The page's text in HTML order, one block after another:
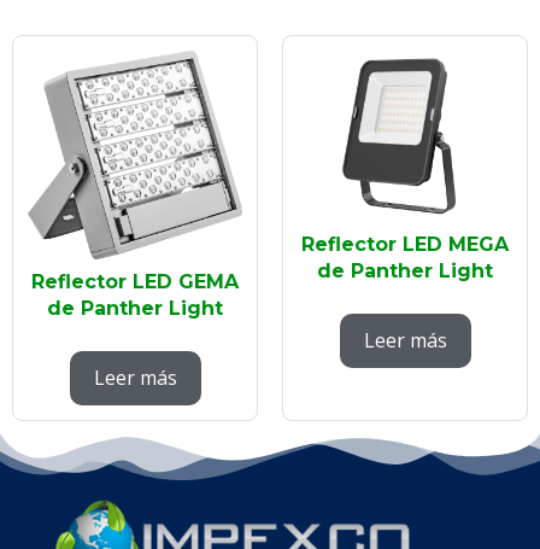
Reflector LED GEMA
de Panther Light
Leer más
Reflector LED MEGA
de Panther Light
Leer más